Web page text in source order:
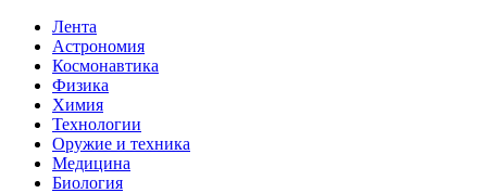
Лента
Астрономия
Космонавтика
Физика
Химия
Технологии
Оружие и техника
Медицина
Биология